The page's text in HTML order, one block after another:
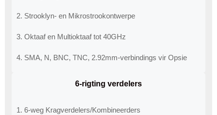
2. Strooklyn- en Mikrostrookontwerpe
3. Oktaaf ​​en Multioktaaf ​​tot 40GHz
4. SMA, N, BNC, TNC, 2.92mm-verbindings vir Opsie
6-rigting verdelers
1. 6-weg Kragverdelers/Kombineerders